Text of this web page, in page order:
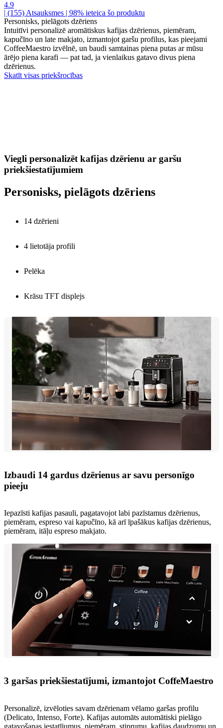
4.9
| (155) Atsauksmes | 98% ieteica šo produktu
Personisks, pielāgots dzēriens
Intuitīvi personalizē aromātiskus kafijas dzērienus, piemēram,
kapučīno un late makjato, izmantojot garšu profilus, kas pieejami
CoffeeMaestro izvēlnē, un baudi samtainas piena putas ar mūsu
ārējo piena karafi — pat tad, ja vienlaikus gatavo divus piena
dzērienus.
Skatīt visas priekšrocības
Viegli personalizēt kafijas dzērienu ar garšu
priekšiestatījumiem
Personisks, pielāgots dzēriens
14 dzērieni
4 lietotāja profili
Pelēka
Krāsu TFT displejs
Izbaudi 14 gardus dzērienus ar savu personīgo
pieeju
Iepazīsti kafijas pasauli, pagatavojot labi pazīstamus dzērienus,
piemēram, espreso vai kapučīno, kā arī īpašākus kafijas dzērienus,
piemēram, itāļu espreso makjato.
3 garšas priekšiestatījumi, izmantojot CoffeMaestro
Personalizē, izvēloties savam dzērienam vēlamo garšas profilu
(Delicato, Intenso, Forte). Kafijas automāts automātiski pielāgo
gatavošanas iestatījumus, piemēram, stiprumu, kafijas daudzumu un